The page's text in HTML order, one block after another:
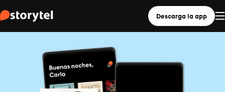
Descarga la app